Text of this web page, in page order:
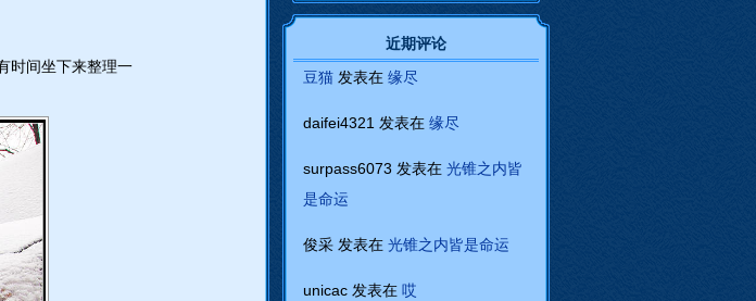
时间坐下来整理一
近期评论
豆猫 发表在 缘尽
daifei4321 发表在 缘尽
surpass6073 发表在 光锥之内皆
是命运
俊采 发表在 光锥之内皆是命运
unicac 发表在 哎